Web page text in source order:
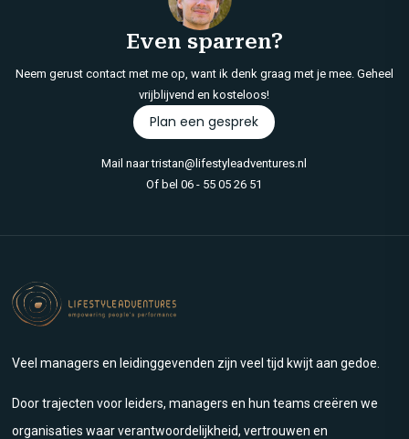
Even sparren?
Neem gerust contact met me op, want ik denk graag met je mee. Geheel
vrijblijvend en kosteloos!
Plan een gesprek
Mail naartristan@lifestyleadventures.nl
Of bel06 - 55 05 26 51
Veel managers en leidinggevenden zijn veel tijd kwijt aan gedoe.
Door trajecten voor leiders, managers en hun teams creëren we
organisaties waar verantwoordelijkheid, vertrouwen en